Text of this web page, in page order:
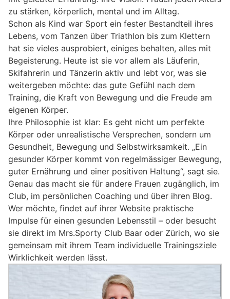
zu stärken, körperlich, mental und im Alltag.
Schon als Kind war Sport ein fester Bestandteil ihres
Lebens, vom Tanzen über Triathlon bis zum Klettern
hat sie vieles ausprobiert, einiges behalten, alles mit
Begeisterung. Heute ist sie vor allem als Läuferin,
Skifahrerin und Tänzerin aktiv und lebt vor, was sie
weitergeben möchte: das gute Gefühl nach dem
Training, die Kraft von Bewegung und die Freude am
eigenen Körper.
Ihre Philosophie ist klar: Es geht nicht um perfekte
Körper oder unrealistische Versprechen, sondern um
Gesundheit, Bewegung und Selbstwirksamkeit. „Ein
gesunder Körper kommt von regelmässiger Bewegung,
guter Ernährung und einer positiven Haltung“, sagt sie.
Genau das macht sie für andere Frauen zugänglich, im
Club, im persönlichen Coaching und über ihren Blog.
Wer möchte, findet auf ihrer Website praktische
Impulse für einen gesunden Lebensstil – oder besucht
sie direkt im Mrs.Sporty Club Baar oder Zürich, wo sie
gemeinsam mit ihrem Team individuelle Trainingsziele
Wirklichkeit werden lässt.